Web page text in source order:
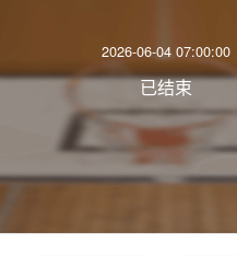
2026-06-04 07:00:00
已结束